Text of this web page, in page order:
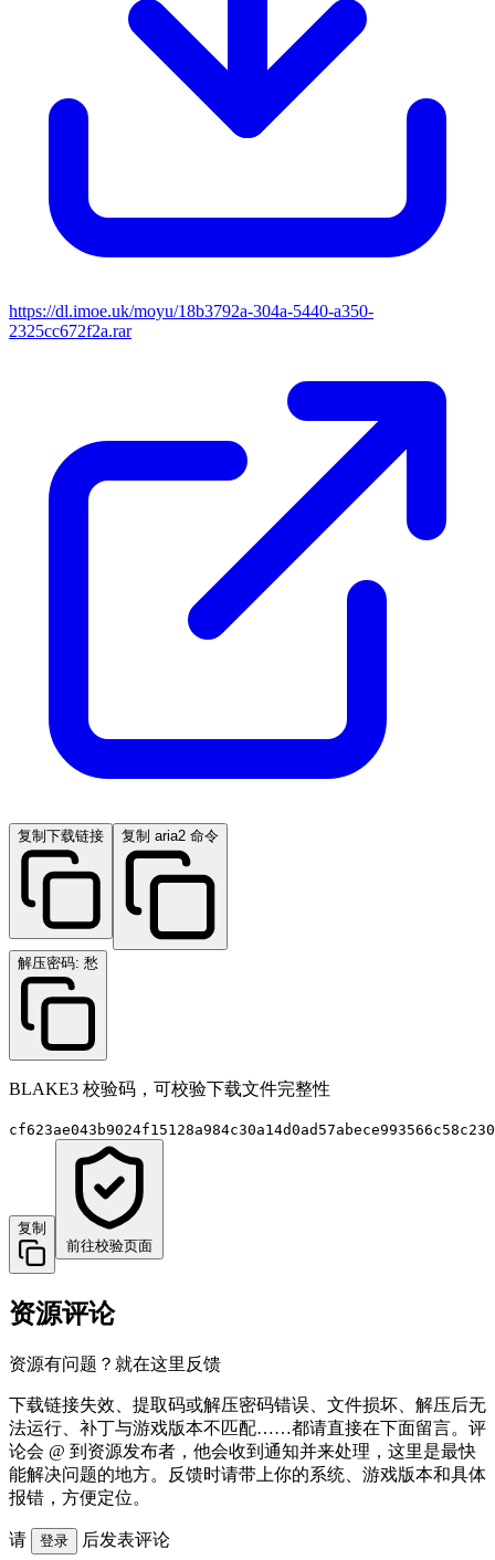
https://dl.imoe.uk/moyu/18b3792a-304a-5440-a350-
2325cc672f2a.rar
复制下载链接 复制 aria2 命令
解压密码: 愁
BLAKE3 校验码，可校验下载文件完整性
复制
前往校验页面
资源评论
资源有问题？就在这里反馈
下载链接失效、提取码或解压密码错误、文件损坏、解压后无
法运行、补丁与游戏版本不匹配……都请直接在下面留言。评
论会 @ 到资源发布者，他会收到通知并来处理，这里是最快
能解决问题的地方。反馈时请带上你的系统、游戏版本和具体
报错，方便定位。
请 登录 后发表评论